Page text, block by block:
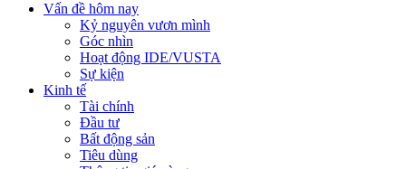
Vấn đề hôm nay
Kỷ nguyên vươn mình
Góc nhìn
Hoạt động IDE/VUSTA
Sự kiện
Kinh tế
Tài chính
Đầu tư
Bất động sản
Tiêu dùng